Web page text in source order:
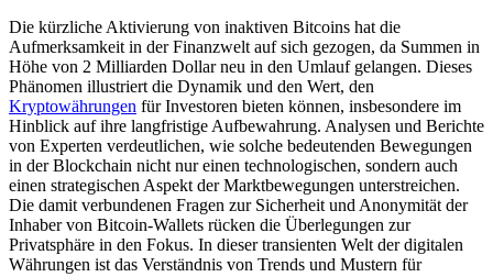
Die kürzliche Aktivierung von inaktiven Bitcoins hat die
Aufmerksamkeit in der Finanzwelt auf sich gezogen, da Summen in
Höhe von 2 Milliarden Dollar neu in den Umlauf gelangen. Dieses
Phänomen illustriert die Dynamik und den Wert, den
Kryptowährungen für Investoren bieten können, insbesondere im
Hinblick auf ihre langfristige Aufbewahrung. Analysen und Berichte
von Experten verdeutlichen, wie solche bedeutenden Bewegungen
in der Blockchain nicht nur einen technologischen, sondern auch
einen strategischen Aspekt der Marktbewegungen unterstreichen.
Die damit verbundenen Fragen zur Sicherheit und Anonymität der
Inhaber von Bitcoin-Wallets rücken die Überlegungen zur
Privatsphäre in den Fokus. In dieser transienten Welt der digitalen
Währungen ist das Verständnis von Trends und Mustern für